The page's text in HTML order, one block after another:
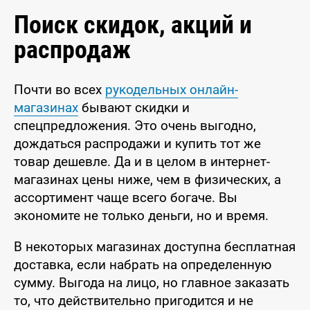
Поиск скидок, акций и
распродаж
Почти во всех рукодельных онлайн-
магазинах бывают скидки и
спецпредложения. Это очень выгодно,
дождаться распродажи и купить тот же
товар дешевле. Да и в целом в интернет-
магазинах цены ниже, чем в физических, а
ассортимент чаще всего богаче. Вы
экономите не только деньги, но и время.
В некоторых магазинах доступна бесплатная
доставка, если набрать на определенную
сумму. Выгода на лицо, но главное заказать
то, что действительно пригодится и не